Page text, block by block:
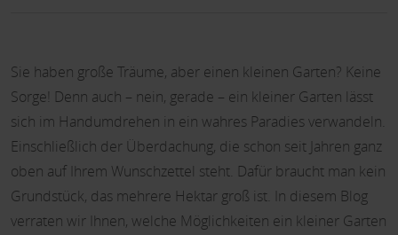
Sie haben große Träume, aber einen kleinen Garten? Keine
Sorge! Denn auch – nein, gerade – ein kleiner Garten lässt
sich im Handumdrehen in ein wahres Paradies verwandeln.
Einschließlich der Überdachung, die schon seit Jahren ganz
oben auf Ihrem Wunschzettel steht. Dafür braucht man kein
Grundstück, das mehrere Hektar groß ist. In diesem Blog
verraten wir Ihnen, welche Möglichkeiten ein kleiner Garten